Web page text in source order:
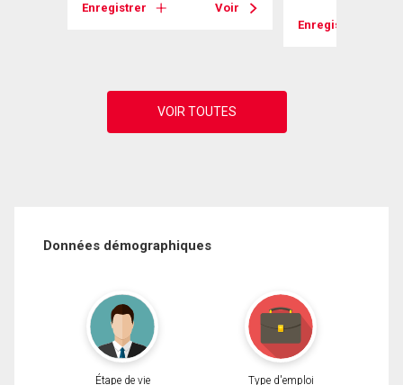
Enregistrer Voir
Enregistrer
Données démographiques
Étape de vie Type d'emploi